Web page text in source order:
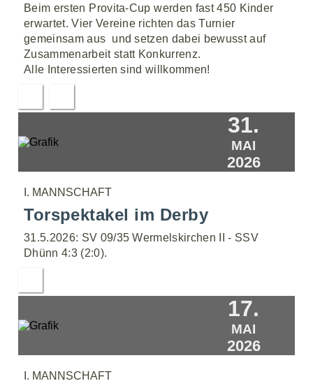
Beim ersten Provita-Cup werden fast 450 Kinder
erwartet. Vier Vereine richten das Turnier
gemeinsam aus  und setzen dabei bewusst auf
Zusammenarbeit statt Konkurrenz.
Alle Interessierten sind willkommen!
31.
MAI
2026
I. MANNSCHAFT
Torspektakel im Derby
31.5.2026: SV 09/35 Wermelskirchen II - SSV
Dhünn 4:3 (2:0).
17.
MAI
2026
I. MANNSCHAFT